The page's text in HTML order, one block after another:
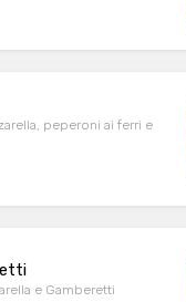
peperoni ai ferri e
e Gamberetti